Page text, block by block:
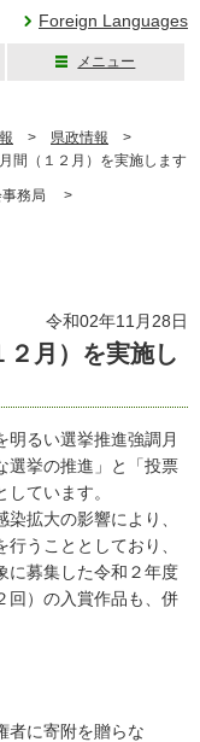
Foreign Languages
メニュー
> 県政情報 >
間（１２月）を実施します
事務局 >
令和02年11月28日
２月）を実施し
るい選挙推進強調月
選挙の推進」と「投票
ています。
拡大の影響により、
うこととしており、
に募集した令和２年度
回）の入賞作品も、併
者に寄附を贈らな